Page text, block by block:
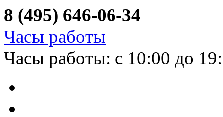
8 (495) 646-06-34
Часы работы
Часы работы: с 10:00 до